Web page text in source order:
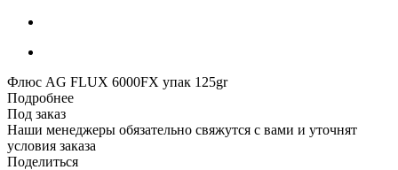
Флюс AG FLUX 6000FX упак 125gr
Подробнее
Под заказ
Наши менеджеры обязательно свяжутся с вами и уточнят
условия заказа
Поделиться